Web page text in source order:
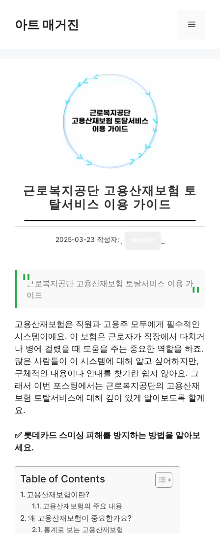
아트 매거진 메
근로복지공단 고용산재보험 토
탈서비스 이용 가이드
2025-03-23 작성자:
근로복지공단 고용산재보험 토탈서비스 이용 가
이드
고용산재보험은 직원과 고용주 모두에게 필수적인
시스템이에요. 이 보험은 근로자가 직장에서 다치거
나 병에 걸렸을 때 도움을 주는 중요한 역할을 하죠.
많은 사람들이 이 시스템에 대해 알고 싶어하지만,
구체적인 내용이나 안내를 찾기란 쉽지 않아요. 그
래서 이번 포스팅에서는 근로복지공단의 고용산재
보험 토탈서비스에 대해 깊이 있게 알아보도록 할게
요.
✅ 롯데카드 스미싱 피해를 방지하는 방법을 알아보
세요.
Table of Contents
고용산재보험이란?
고용산재보험의 주요 내용
왜 고용산재보험이 중요한가요?
통계로 보는 고용산재보험